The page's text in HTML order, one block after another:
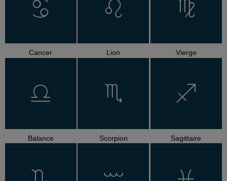
Cancer Lion Vierge
Balance Scorpion Sagittaire